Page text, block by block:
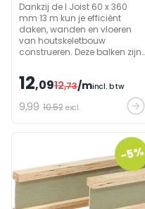
Dankzij de I Joist 60 x 360
mm 13 m kun je efficiënt
daken, wanden en vloeren
van houtskeletbouw
construeren. Deze balken zijn
houten balken, maar hebben
toch een hoog
draagvermogen. Ze laten toe
om grote spanwijdtes te
verkrijgbaar op bestelling.
12,0912,73/mincl. btw
9,99 10.52 excl.
-5%